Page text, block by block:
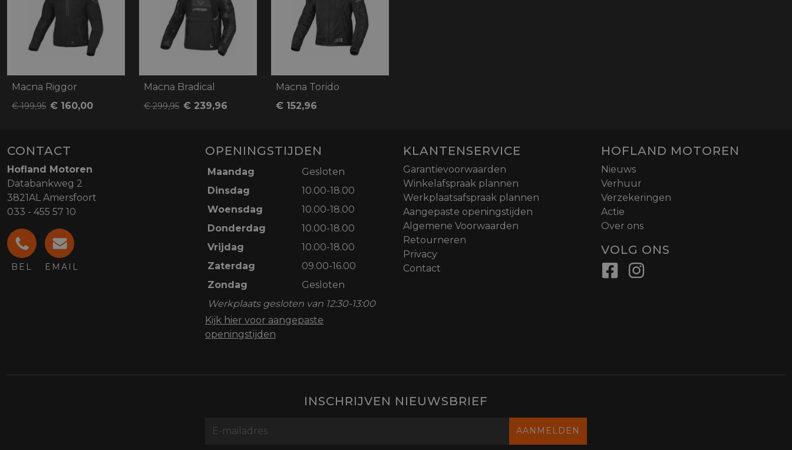
Macna Riggor
€ 199,95 € 160,00
Macna Bradical
€ 299,95 € 239,96
Macna Torido
€ 152,96
CONTACT
Hofland Motoren
Databankweg 2
3821AL Amersfoort
033 - 455 57 10
BEL EMAIL
OPENINGSTIJDEN
Maandag
Gesloten
Dinsdag
10.00-18.00
Woensdag
10.00-18.00
Donderdag
10.00-18.00
Vrijdag
10.00-18.00
Zaterdag
09.00-16.00
Zondag
Gesloten
Werkplaats gesloten van 12:30-13:00
Kijk hier voor aangepaste
openingstijden
KLANTENSERVICE
Garantievoorwaarden
Winkelafspraak plannen
Werkplaatsafspraak plannen
Aangepaste openingstijden
Algemene Voorwaarden
Retourneren
Privacy
Contact
HOFLAND MOTOREN
Nieuws
Verhuur
Verzekeringen
Actie
Over ons
VOLG ONS
INSCHRIJVEN NIEUWSBRIEF
AANMELDEN